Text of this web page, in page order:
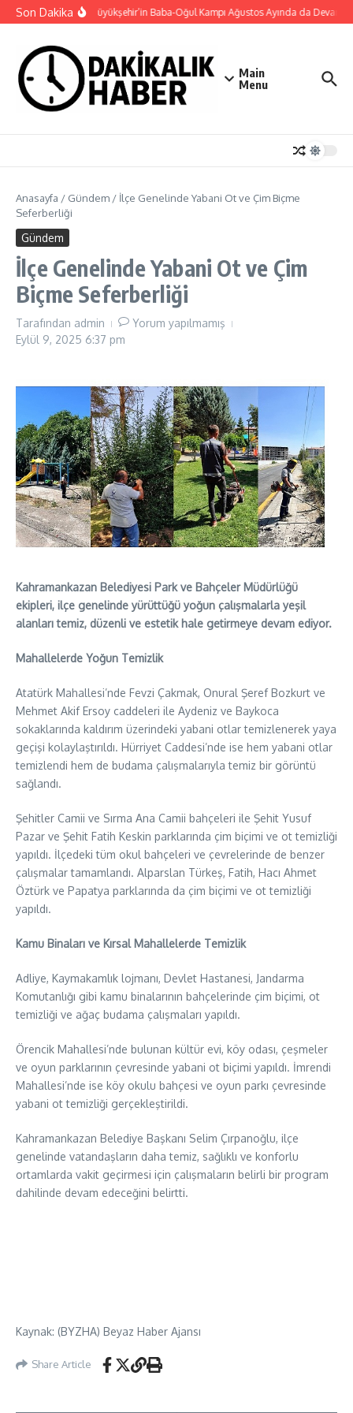
İçeriğe atla
Son DakikaKonya Büyükşehir’in Baba-Oğul Kampı Ağustos Ayında da Devam
Main
Menu
Anasayfa / Gündem / İlçe Genelinde Yabani Ot ve Çim Biçme
Seferberliği
Gündem
İlçe Genelinde Yabani Ot ve Çim
Biçme Seferberliği
Tarafından admin
Yorum yapılmamış
Eylül 9, 2025 6:37 pm
Kahramankazan Belediyesi Park ve Bahçeler Müdürlüğü
ekipleri, ilçe genelinde yürüttüğü yoğun çalışmalarla yeşil
alanları temiz, düzenli ve estetik hale getirmeye devam ediyor.
Mahallelerde Yoğun Temizlik
Atatürk Mahallesi’nde Fevzi Çakmak, Onural Şeref Bozkurt ve
Mehmet Akif Ersoy caddeleri ile Aydeniz ve Baykoca
sokaklarında kaldırım üzerindeki yabani otlar temizlenerek yaya
geçişi kolaylaştırıldı. Hürriyet Caddesi’nde ise hem yabani otlar
temizlendi hem de budama çalışmalarıyla temiz bir görüntü
sağlandı.
Şehitler Camii ve Sırma Ana Camii bahçeleri ile Şehit Yusuf
Pazar ve Şehit Fatih Keskin parklarında çim biçimi ve ot temizliği
yapıldı. İlçedeki tüm okul bahçeleri ve çevrelerinde de benzer
çalışmalar tamamlandı. Alparslan Türkeş, Fatih, Hacı Ahmet
Öztürk ve Papatya parklarında da çim biçimi ve ot temizliği
yapıldı.
Kamu Binaları ve Kırsal Mahallelerde Temizlik
Adliye, Kaymakamlık lojmanı, Devlet Hastanesi, Jandarma
Komutanlığı gibi kamu binalarının bahçelerinde çim biçimi, ot
temizliği ve ağaç budama çalışmaları yapıldı.
Örencik Mahallesi’nde bulunan kültür evi, köy odası, çeşmeler
ve oyun parklarının çevresinde yabani ot biçimi yapıldı. İmrendi
Mahallesi’nde ise köy okulu bahçesi ve oyun parkı çevresinde
yabani ot temizliği gerçekleştirildi.
Kahramankazan Belediye Başkanı Selim Çırpanoğlu, ilçe
genelinde vatandaşların daha temiz, sağlıklı ve konforlu
ortamlarda vakit geçirmesi için çalışmaların belirli bir program
dahilinde devam edeceğini belirtti.
Kaynak: (BYZHA) Beyaz Haber Ajansı
Share Article